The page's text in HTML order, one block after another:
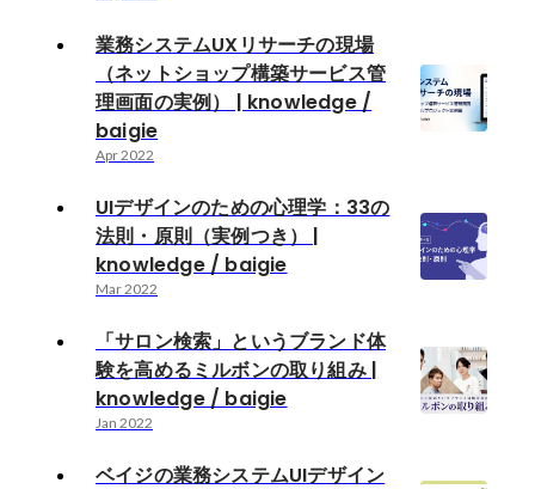
業務システムUXリサーチの現場
（ネットショップ構築サービス管
理画面の実例） | knowledge /
baigie
Apr 2022
UIデザインのための心理学：33の
法則・原則（実例つき） |
knowledge / baigie
Mar 2022
「サロン検索」というブランド体
験を高めるミルボンの取り組み |
knowledge / baigie
Jan 2022
ベイジの業務システムUIデザイン